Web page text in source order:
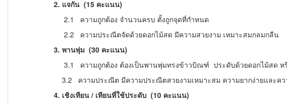
2. แจกัน (15 คะแนน)
2.1 ความถูกต้อง จำนวนครบ ตั้งถูกจุดที่กำหนด
2.2 ความประณีตจัดด้วยดอกไม้สด มีความสวยงาม เหมาะสมกลมกลืน
3. พานพุ่ม (30 คะแนน)
3.1 ความถูกต้อง ต้องเป็นพานพุ่มทรงข้าวบิณฑ์ ประดับด้วยดอกไม้สด
3.2 ความประณีต มีความประณีตสวยงามเหมาะสม ความยากง่ายและคว
4. เชิงเทียน / เทียนที่ใช้ประดับ (10 คะแนน)